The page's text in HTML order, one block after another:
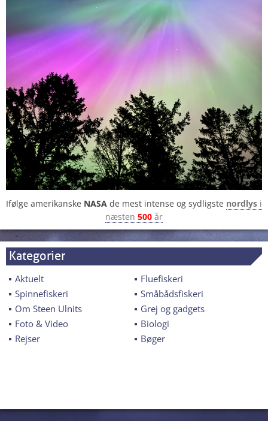
Ifølge amerikanske NASA de mest intense og sydligste nordlys i
næsten 500 år
Kategorier
Aktuelt
Fluefiskeri
Spinnefiskeri
Småbådsfiskeri
Om Steen Ulnits
Grej og gadgets
Foto & Video
Biologi
Rejser
Bøger